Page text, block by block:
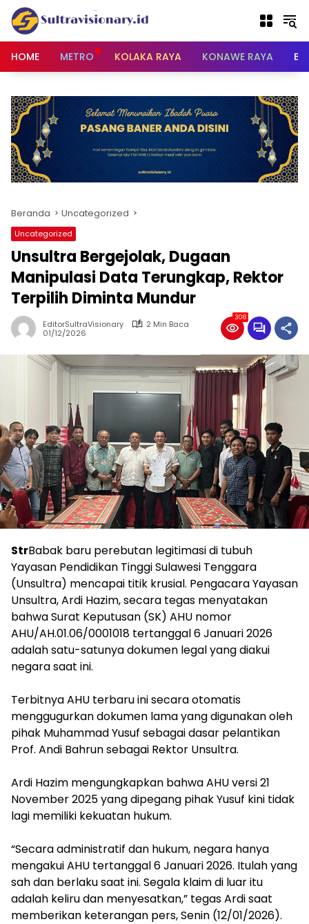
Langsung
konten
HOME
METRO KOLAKA RAYA KONAWE RAYA
Beranda Uncategorized
Uncategorized
Unsultra Bergejolak, Dugaan
Manipulasi Data Terungkap, Rektor
Terpilih Diminta Mundur ‎
EditorSultraVisionary
2 Min Baca
01/12/2026
308
StrBabak baru perebutan legitimasi di tubuh
Yayasan Pendidikan Tinggi Sulawesi Tenggara
(Unsultra) mencapai titik krusial. Pengacara Yayasan
Unsultra, Ardi Hazim, secara tegas menyatakan
bahwa Surat Keputusan (SK) AHU nomor
AHU/AH.01.06/0001018 tertanggal 6 Januari 2026
adalah satu-satunya dokumen legal yang diakui
negara saat ini.
‎Terbitnya AHU terbaru ini secara otomatis
menggugurkan dokumen lama yang digunakan oleh
pihak Muhammad Yusuf sebagai dasar pelantikan
Prof. Andi Bahrun sebagai Rektor Unsultra.
‎Ardi Hazim mengungkapkan bahwa AHU versi 21
November 2025 yang dipegang pihak Yusuf kini tidak
lagi memiliki kekuatan hukum.
‎“Secara administratif dan hukum, negara hanya
mengakui AHU tertanggal 6 Januari 2026. Itulah yang
sah dan berlaku saat ini. Segala klaim di luar itu
adalah keliru dan menyesatkan,” tegas Ardi saat
memberikan keterangan pers, Senin (12/01/2026).